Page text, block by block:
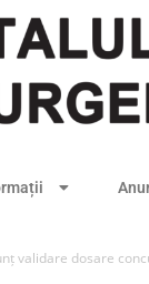
validare dosare